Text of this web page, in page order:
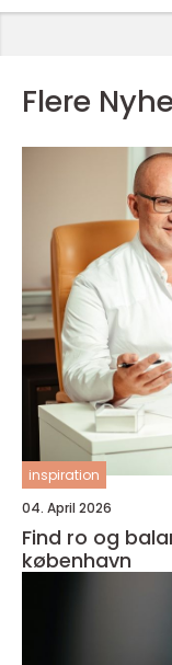
Flere
inspiration
04. April 2026
Find ro og
københavn